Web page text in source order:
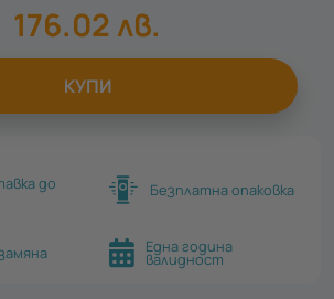
176.02лв.
КУПИ
до Безплатна опаковка
Една година
валидност